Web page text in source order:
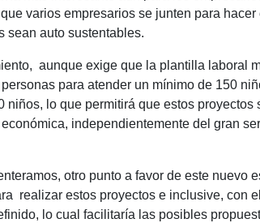
varios empresarios se junten para
sean auto sustentables.
aunque exige que la plantilla laboral
para atender un mínimo de 150
niños, lo que permitirá que estos
independientemente del gran
otro punto a favor de este nuevo
realizar estos proyectos e inclusive, con
lo cual facilitaría las posibles